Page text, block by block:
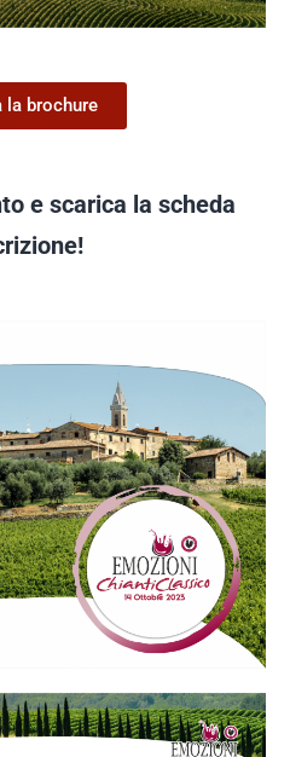
la brochure
e scarica la scheda